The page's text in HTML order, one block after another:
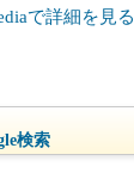
で詳細を見る
検索